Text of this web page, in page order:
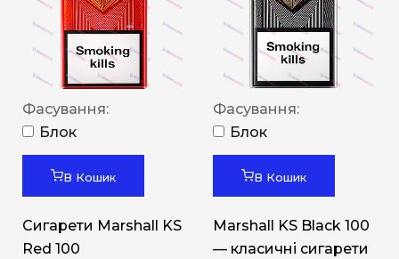
Фасування:
Блок
В Кошик
Сигарети Marshall KS
Red 100
Фасування:
Блок
В Кошик
Marshall KS Black 100
— класичні сигарети